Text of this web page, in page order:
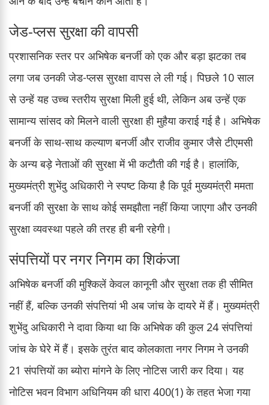
जेड-प्लस सुरक्षा की वापसी
प्रशासनिक स्तर पर अभिषेक बनर्जी को एक और बड़ा झटका तब
लगा जब उनकी जेड-प्लस सुरक्षा वापस ले ली गई। पिछले 10 साल
से उन्हें यह उच्च स्तरीय सुरक्षा मिली हुई थी, लेकिन अब उन्हें एक
सामान्य सांसद को मिलने वाली सुरक्षा ही मुहैया कराई गई है। अभिषेक
बनर्जी के साथ-साथ कल्याण बनर्जी और राजीव कुमार जैसे टीएमसी
के अन्य बड़े नेताओं की सुरक्षा में भी कटौती की गई है। हालांकि,
मुख्यमंत्री शुभेंदु अधिकारी ने स्पष्ट किया है कि पूर्व मुख्यमंत्री ममता
बनर्जी की सुरक्षा के साथ कोई समझौता नहीं किया जाएगा और उनकी
सुरक्षा व्यवस्था पहले की तरह ही बनी रहेगी।
संपत्तियों पर नगर निगम का शिकंजा
अभिषेक बनर्जी की मुश्किलें केवल कानूनी और सुरक्षा तक ही सीमित
नहीं हैं, बल्कि उनकी संपत्तियां भी अब जांच के दायरे में हैं। मुख्यमंत्री
शुभेंदु अधिकारी ने दावा किया था कि अभिषेक की कुल 24 संपत्तियां
जांच के घेरे में हैं। इसके तुरंत बाद कोलकाता नगर निगम ने उनकी
21 संपत्तियों का ब्योरा मांगने के लिए नोटिस जारी कर दिया। यह
नोटिस भवन विभाग अधिनियम की धारा 400(1) के तहत भेजा गया